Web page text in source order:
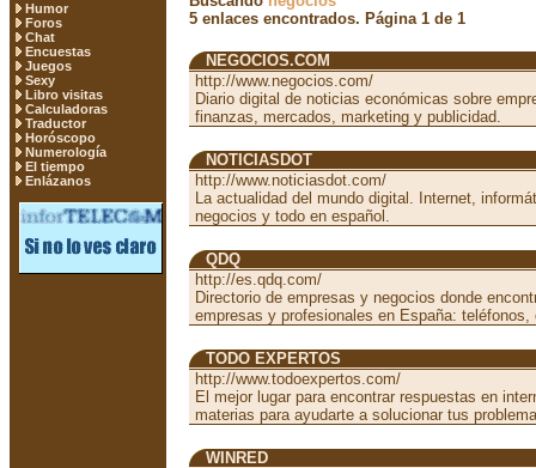
Humor
Foros
Chat
Encuestas
Juegos
Sexy
Libro visitas
Calculadoras
Traductor
Horóscopo
Numerología
El tiempo
Enlázanos
5 enlaces encontrados. Página 1 de 1
NEGOCIOS.COM
http://www.negocios.com/
Diario digital de noticias económicas sobre
finanzas, mercados, marketing y publicidad.
NOTICIASDOT
http://www.noticiasdot.com/
La actualidad del mundo digital. Internet,
negocios y todo en español.
QDQ
http://es.qdq.com/
Directorio de empresas y negocios donde
empresas y profesionales en España:
TODO EXPERTOS
http://www.todoexpertos.com/
El mejor lugar para encontrar respuestas en
materias para ayudarte a solucionar tus
WINRED